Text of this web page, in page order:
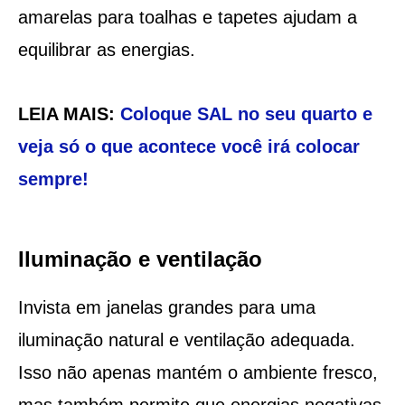
amarelas para toalhas e tapetes ajudam a
equilibrar as energias.
LEIA MAIS: Coloque SAL no seu quarto e
veja só o que acontece você irá colocar
sempre!
Iluminação e ventilação
Invista em janelas grandes para uma
iluminação natural e ventilação adequada.
Isso não apenas mantém o ambiente fresco,